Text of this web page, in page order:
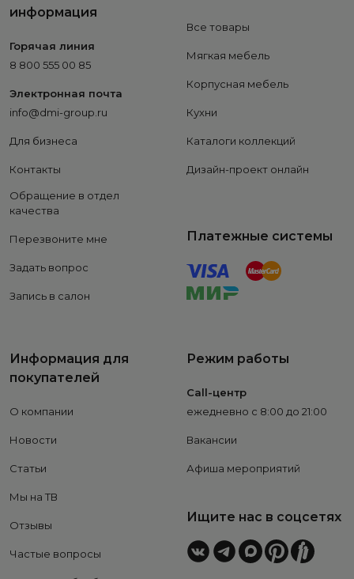
информация
Горячая линия
8 800 555 00 85
Электронная почта
info@dmi-group.ru
Для бизнеса
Контакты
Обращение в отдел
качества
Перезвоните мне
Задать вопрос
Запись в салон
Все товары
Мягкая мебель
Корпусная мебель
Кухни
Каталоги коллекций
Дизайн-проект онлайн
Платежные системы
Информация для
покупателей
О компании
Новости
Статьи
Мы на ТВ
Отзывы
Частые вопросы
Режим работы
Call-центр
ежедневно с 8:00 до 21:00
Вакансии
Афиша мероприятий
Ищите нас в соцсетях